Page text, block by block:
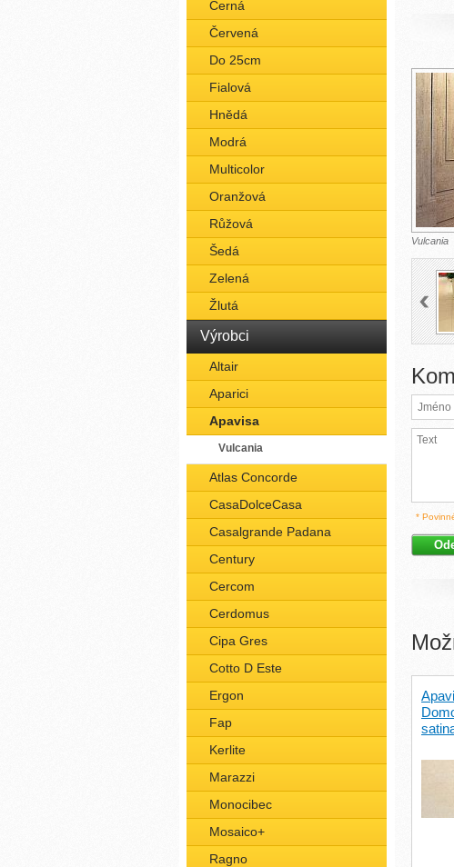
Černá
Červená
Do 25cm
Fialová
Hnědá
Modrá
Multicolor
Oranžová
Růžová
Šedá
Zelená
Žlutá
Výrobci
Altair
Aparici
Apavisa
Vulcania
Atlas Concorde
CasaDolceCasa
Casalgrande Padana
Century
Cercom
Cerdomus
Cipa Gres
Cotto D Este
Ergon
Fap
Kerlite
Marazzi
Monocibec
Mosaico+
Ragno
Vulcania
*